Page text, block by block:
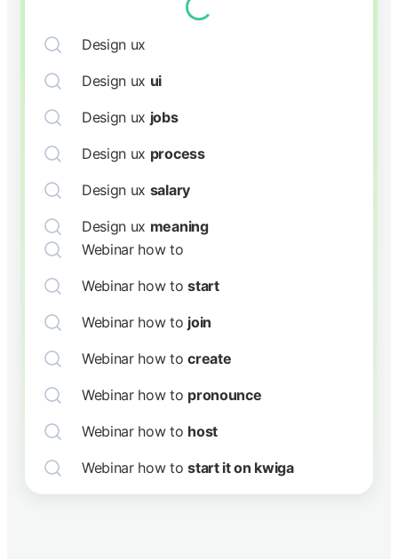
Design ux
Design ux ui
Design ux jobs
Design ux process
Design ux salary
Design ux meaning
Webinar how to
Webinar how tostart
Webinar how to join
Webinar how tocreate
Webinar how to pronounce
Webinar how to host
Webinar how tostart it on kwiga